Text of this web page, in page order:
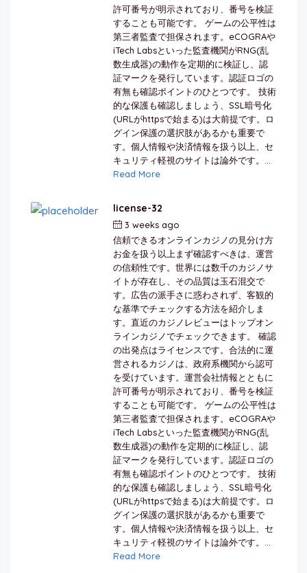
許可番号が明示されており、番号を検証
することも可能です。 ゲームの公平性は
第三者監査で担保されます。eCOGRAや
iTech Labsといった監査機関がRNG(乱
数生成器)の動作を定期的に検証し、認
証マークを発行しています。認証ロゴの
有無も確認ポイントのひとつです。 技術
的な保護も確認しましょう、SSL暗号化
(URLがhttpsで始まる)は大前提です。ロ
グイン保護の選択肢があるかも重要で
す。個人情報や決済情報を扱う以上、セ
キュリティ軽視のサイトは論外です。...
Read More
license-32
3 weeks ago
信頼できるオンラインカジノの見分け方
お金を扱う以上まず確認すべきは、運営
の信頼性です。世界には数千のカジノサ
イトが存在し、その品質は玉石混交で
す。広告の派手さに惑わされず、客観的
な基準でチェックする方法を紹介しま
す。直近のカジノレビューはトップオン
ラインカジノでチェックできます。 確認
の出発点はライセンスです。合法的に運
営されるカジノは、政府系機関から認可
を受けています。運営会社情報とともに
許可番号が明示されており、番号を検証
することも可能です。 ゲームの公平性は
第三者監査で担保されます。eCOGRAや
iTech Labsといった監査機関がRNG(乱
数生成器)の動作を定期的に検証し、認
証マークを発行しています。認証ロゴの
有無も確認ポイントのひとつです。 技術
的な保護も確認しましょう、SSL暗号化
(URLがhttpsで始まる)は大前提です。ロ
グイン保護の選択肢があるかも重要で
す。個人情報や決済情報を扱う以上、セ
キュリティ軽視のサイトは論外です。...
Read More